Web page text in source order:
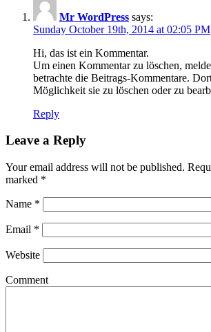
Mr WordPress says:
Sunday October 19th, 2014 at 02:05 PM
Hi, das ist ein Kommentar.
Um einen Kommentar zu löschen,
betrachte die Beitrags-Kommentare.
Möglichkeit sie zu löschen oder zu
Reply
Leave a Reply
Your email address will not be published.
marked *
Name *
Email *
Website
Comment